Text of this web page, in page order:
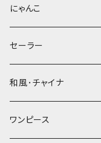
にゃんこ
セーラー
和風･チャイナ
ワンピース